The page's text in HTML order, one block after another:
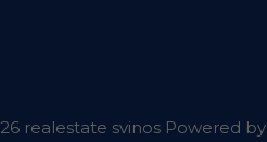
realestate svinos Powered by